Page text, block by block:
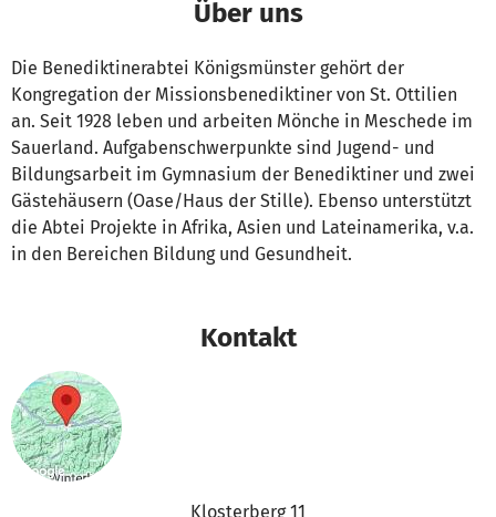
Über uns
Die Benediktinerabtei Königsmünster gehört der
Kongregation der Missionsbenediktiner von St. Ottilien
an. Seit 1928 leben und arbeiten Mönche in Meschede im
Sauerland. Aufgabenschwerpunkte sind Jugend- und
Bildungsarbeit im Gymnasium der Benediktiner und zwei
Gästehäusern (Oase/Haus der Stille). Ebenso unterstützt
die Abtei Projekte in Afrika, Asien und Lateinamerika, v.a.
in den Bereichen Bildung und Gesundheit.
Kontakt
Klosterberg 11